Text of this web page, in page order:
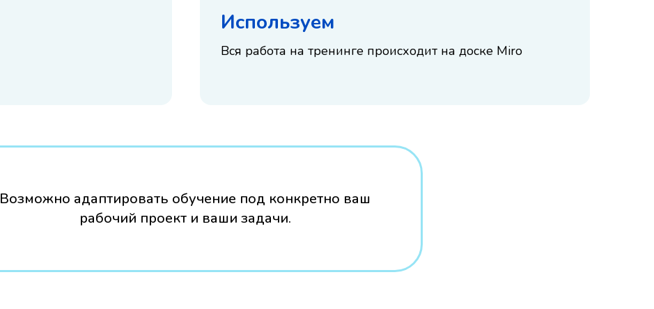
Используем
Вся работа на тренинге происходит на доске Miro
Возможно адаптировать обучение под конкретно ваш
рабочий проект и ваши задачи.